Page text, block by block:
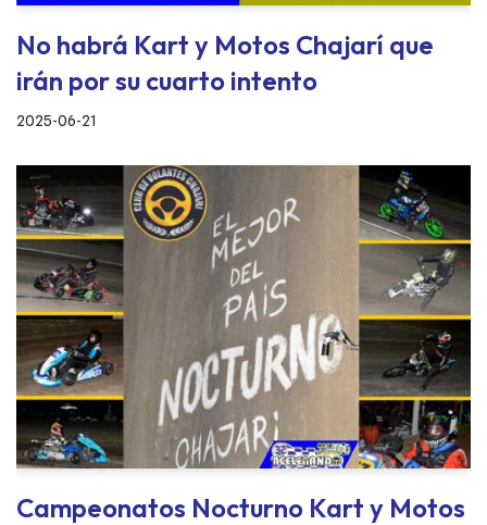
No habrá Kart y Motos Chajarí que
irán por su cuarto intento
2025-06-21
Campeonatos Nocturno Kart y Motos